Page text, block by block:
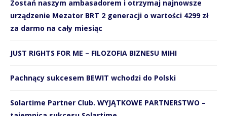
Zostań naszym ambasadorem i otrzymaj najnowsze
urządzenie Mezator BRT 2 generacji o wartości 4299 zł
za darmo na cały miesiąc
JUST RIGHTS FOR ME – FILOZOFIA BIZNESU MIHI
Pachnący sukcesem BEWIT wchodzi do Polski
Solartime Partner Club. WYJĄTKOWE PARTNERSTWO –